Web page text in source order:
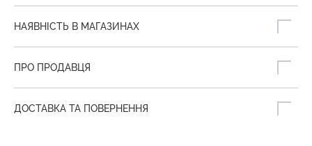
НАЯВНІСТЬ В МАГАЗИНАХ
ПРО ПРОДАВЦЯ
ДОСТАВКА ТА ПОВЕРНЕННЯ